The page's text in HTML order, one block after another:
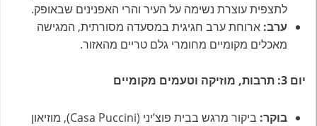
לתצפית עוצרת נשימה על העיר והרי האפנינים שבאופק.
ערב: ארוחת ערב חגיגית במסעדה מסורתית, המגישה
מאכלים מקומיים מחומרי גלם טריים מהאזור.
יום 3: תרבות, מוזיקה וטעמים מקומיים
בוקר:
ביקור מרגש בבית פוצ’יני (Casa Puccini), מוזיאון